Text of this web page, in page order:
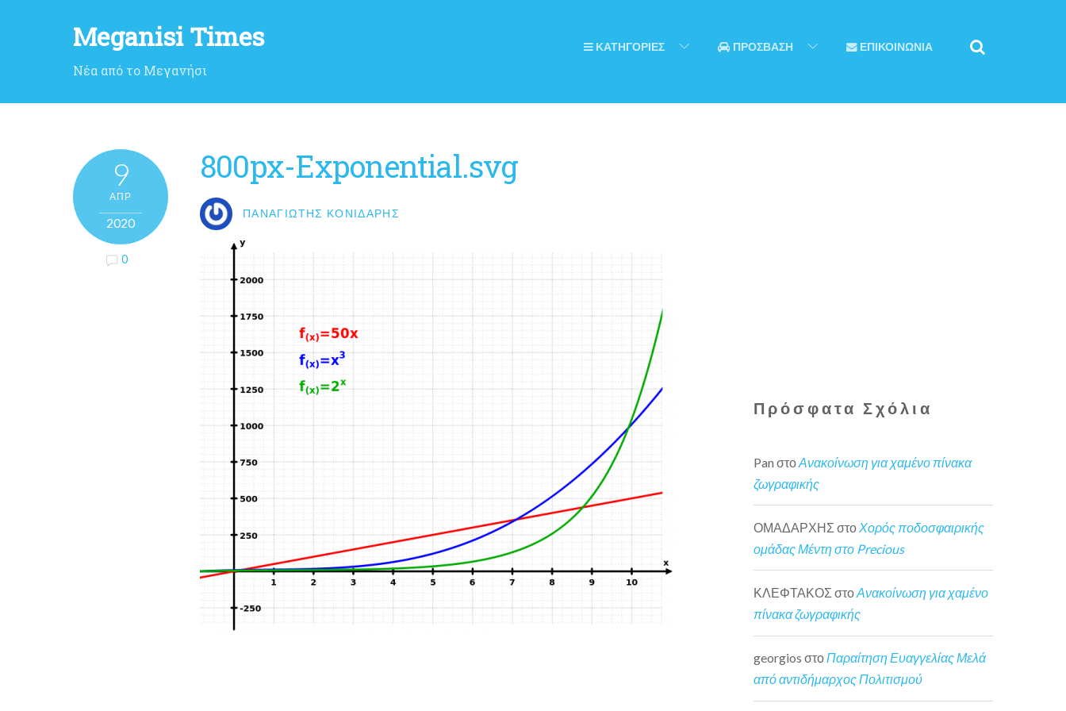
Meganisi Times
Νέα από το Μεγανήσι
ΚΑΤΗΓΟΡΙΕΣ ΠΡΟΣΒΑΣΗ ΕΠΙΚΟΙΝΩΝΙΑ
9
ΑΠΡ
2020
0
800px-Exponential.svg
ΠΑΝΑΓΙΏΤΗΣ ΚΟΝΙΔΆΡΗΣ
Πρόσφατα Σχόλια
Pan στοΑνακοίνωση για χαμένο πίνακα
ζωγραφικής
ΟΜΑΔΑΡΧΗΣ στο Χορός ποδοσφαιρικής
ομάδας Μέντη στο Precious
ΚΛΕΦΤΑΚΟΣ στοΑνακοίνωση για χαμένο
πίνακα ζωγραφικής
georgios στοΠαραίτηση Ευαγγελίας Μελά
από αντιδήμαρχος Πολιτισμού